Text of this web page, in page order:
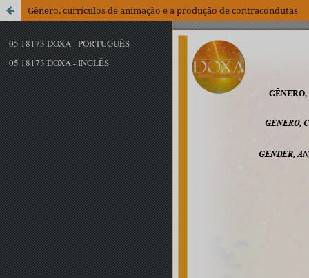
Gênero, currículos de animação e a produção de contracondutas